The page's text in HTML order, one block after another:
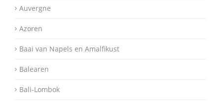
Auvergne
Azoren
Baai van Napels en Amalfikust
Balearen
Bali-Lombok